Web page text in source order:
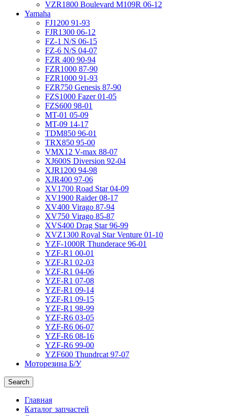
VZR1800 Boulevard M109R 06-12
Yamaha
FJ1200 91-93
FJR1300 06-12
FZ-1 N/S 06-15
FZ-6 N/S 04-07
FZR 400 90-94
FZR1000 87-90
FZR1000 91-93
FZR750 Genesis 87-90
FZS1000 Fazer 01-05
FZS600 98-01
MT-01 05-09
MT-09 14-17
TDM850 96-01
TRX850 95-00
VMX12 V-max 88-07
XJ600S Diversion 92-04
XJR1200 94-98
XJR400 97-06
XV1700 Road Star 04-09
XV1900 Raider 08-17
XV400 Virago 87-94
XV750 Virago 85-87
XVS400 Drag Star 96-99
XVZ1300 Royal Star Venture 01-10
YZF-1000R Thunderace 96-01
YZF-R1 00-01
YZF-R1 02-03
YZF-R1 04-06
YZF-R1 07-08
YZF-R1 09-14
YZF-R1 09-15
YZF-R1 98-99
YZF-R6 03-05
YZF-R6 06-07
YZF-R6 08-16
YZF-R6 99-00
YZF600 Thundrcat 97-07
Моторезина Б/У
Search
Главная
Каталог запчастей